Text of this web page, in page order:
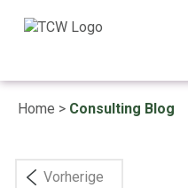
Home > Consulting Blog
Vorherige